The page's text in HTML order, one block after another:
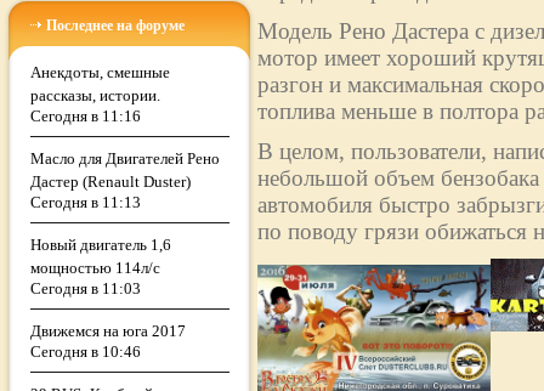
Последнее на форуме
Анекдоты, смешные
рассказы, истории.
Сегодня в 11:16
Масло для Двигателей Рено
Дастер (Renault Duster)
Сегодня в 11:13
Новый двигатель 1,6
мощностью 114л/с
Сегодня в 11:03
Движемся на юга 2017
Сегодня в 10:46
Модель Рено Дастера с
мотор имеет хороший
разгон и максимальная
топлива меньше в полтора
В целом, пользователи,
небольшой объем бензобака
автомобиля быстро
по поводу грязи обижаться